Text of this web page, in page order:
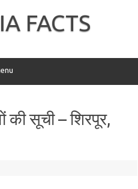
FACTS
की सूची – शिरपूर,